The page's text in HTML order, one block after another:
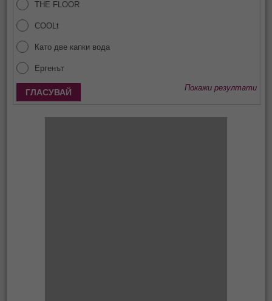
THE FLOOR
COOLt
Като две капки вода
Ергенът
Покажи резултати